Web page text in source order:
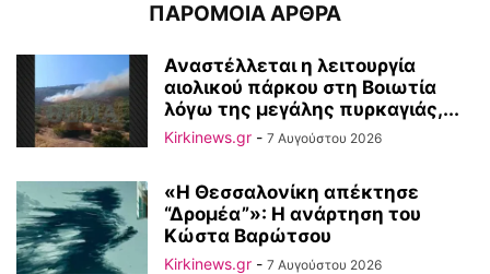
ΠΑΡΟΜΟΙΑ ΑΡΘΡΑ
Αναστέλλεται η λειτουργία
αιολικού πάρκου στη Βοιωτία
λόγω της μεγάλης πυρκαγιάς,...
Kirkinews.gr - 7 Αυγούστου 2026
«Η Θεσσαλονίκη απέκτησε
“Δρομέα”»: Η ανάρτηση του
Κώστα Βαρώτσου
Kirkinews.gr - 7 Αυγούστου 2026